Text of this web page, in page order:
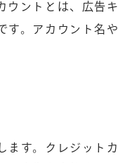
ウントとは、広告
す。アカウント名
ます。クレジット